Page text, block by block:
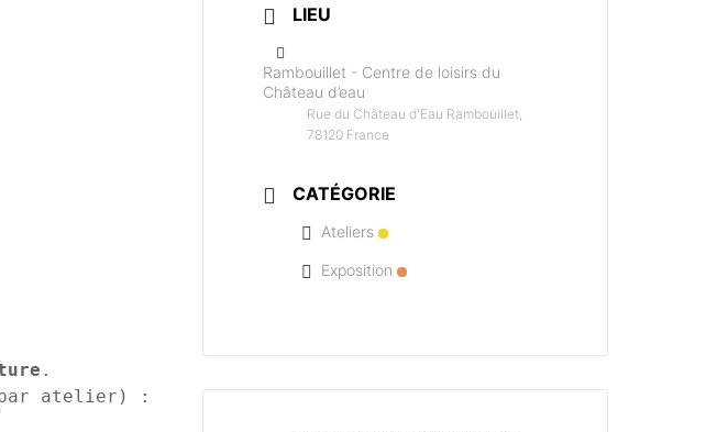
.
LIEU
Rambouillet - Centre de loisirs du
Château d’eau
Rue du Château d'Eau Rambouillet,
78120 France
CATÉGORIE
Ateliers
Exposition